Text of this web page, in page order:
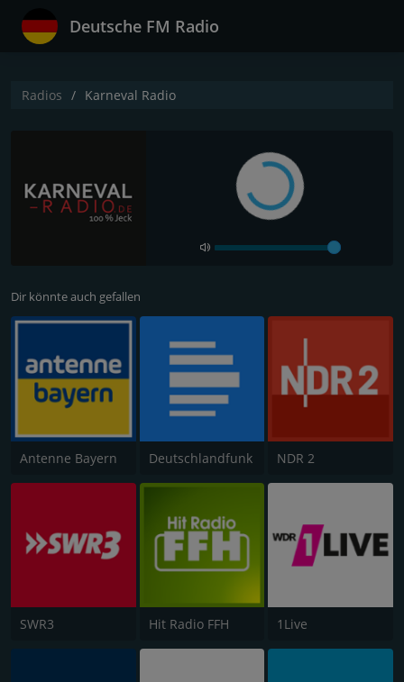
Deutsche FM Radio
Radios Karneval Radio
Dir könnte auch gefallen
Antenne Bayern Deutschlandfunk NDR 2
SWR3 Hit Radio FFH 1Live